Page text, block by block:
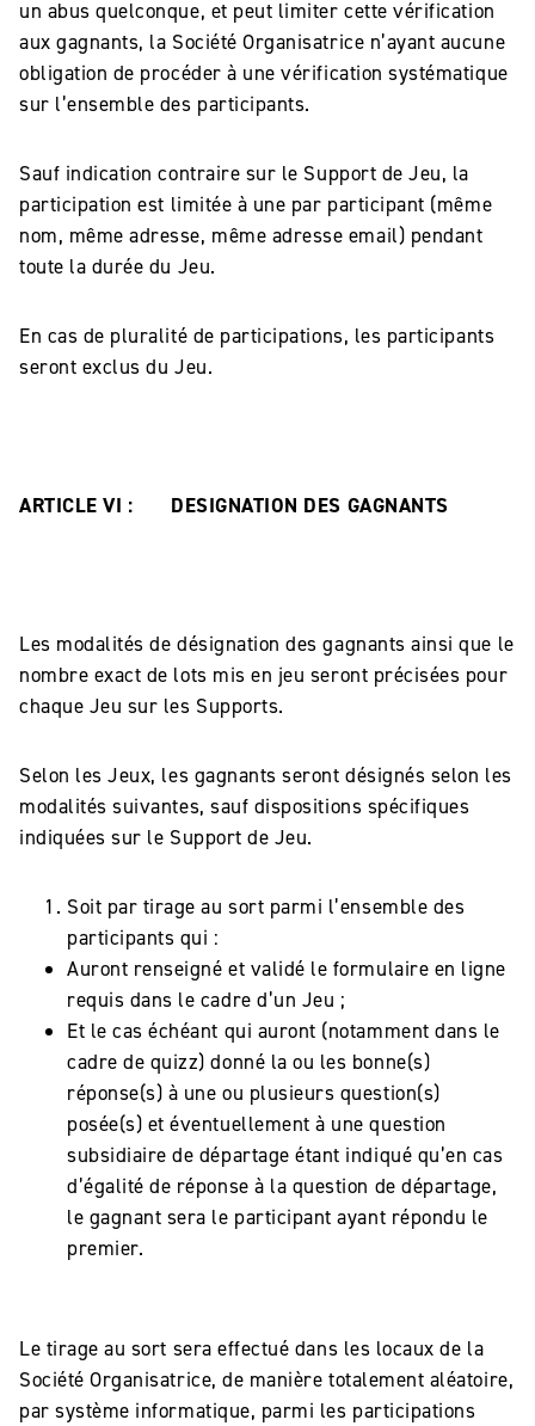
un abus quelconque, et peut limiter cette vérification
aux gagnants, la Société Organisatrice n’ayant aucune
obligation de procéder à une vérification systématique
sur l’ensemble des participants.
Sauf indication contraire sur le Support de Jeu, la
participation est limitée à une par participant (même
nom, même adresse, même adresse email) pendant
toute la durée du Jeu.
En cas de pluralité de participations, les participants
seront exclus du Jeu.
ARTICLE VI : DESIGNATION DES GAGNANTS
Les modalités de désignation des gagnants ainsi que le
nombre exact de lots mis en jeu seront précisées pour
chaque Jeu sur les Supports.
Selon les Jeux, les gagnants seront désignés selon les
modalités suivantes, sauf dispositions spécifiques
indiquées sur le Support de Jeu.
Soit par tirage au sort parmi l’ensemble des
participants qui :
Auront renseigné et validé le formulaire en ligne
requis dans le cadre d’un Jeu ;
Et le cas échéant qui auront (notamment dans le
cadre de quizz) donné la ou les bonne(s)
réponse(s) à une ou plusieurs question(s)
posée(s) et éventuellement à une question
subsidiaire de départage étant indiqué qu’en cas
d’égalité de réponse à la question de départage,
le gagnant sera le participant ayant répondu le
premier.
Le tirage au sort sera effectué dans les locaux de la
Société Organisatrice, de manière totalement aléatoire,
par système informatique, parmi les participations